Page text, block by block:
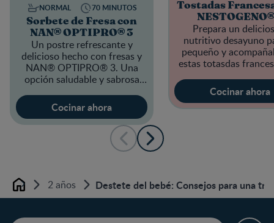
Sorbete de Fresa con
NAN® OPTIPRO® 3
Un postre refrescante y
delicioso hecho con fresas y
NAN® OPTIPRO® 3. Una
opción saludable y sabrosa
momento.
NORMAL 70 MINUTOS
Cocinar ahora
Tostadas
Prepara un
nutritivo desayuno
pequeño y
estas totasdas
Cocinar ahora
Home 2 años Destete del bebé: Consejos para una